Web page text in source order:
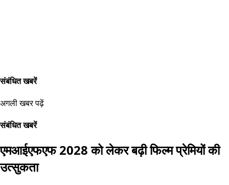
संबंधित खबरें
अगली खबर पढ़ें
संबंधित खबरें
एमआईएफएफ 2028 को लेकर बढ़ी फिल्म प्रेमियों की
उत्सुकता